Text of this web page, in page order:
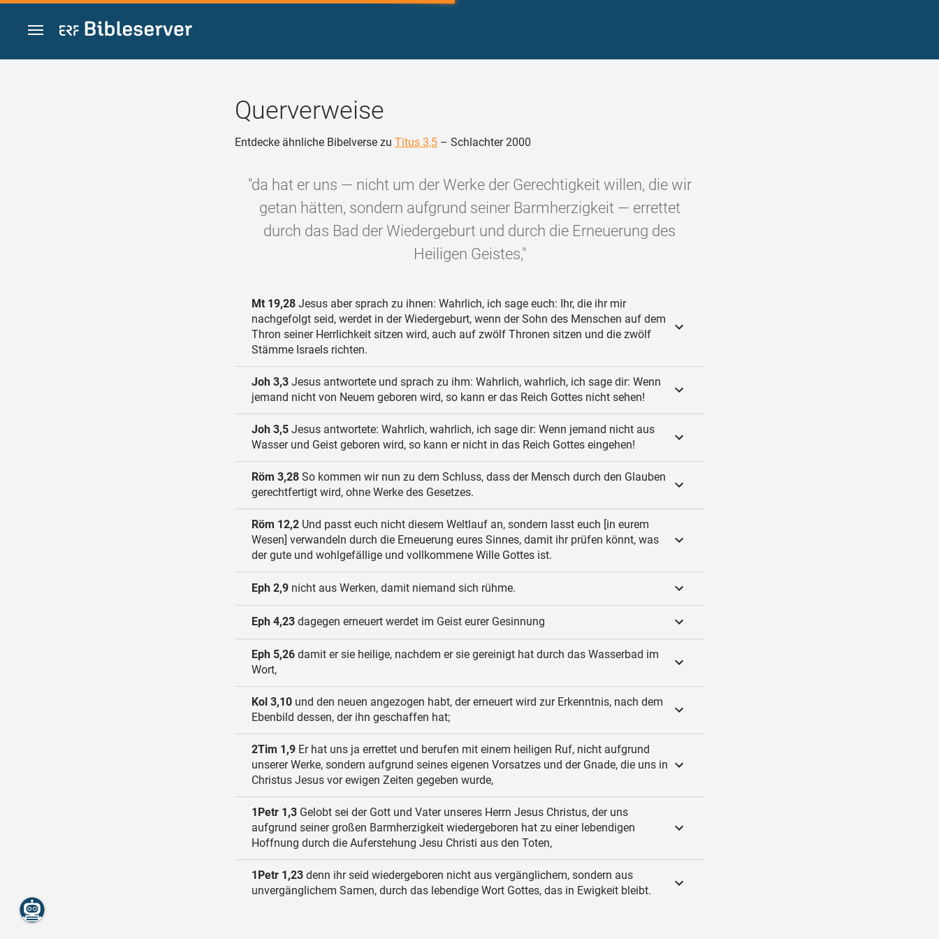
Zum Inhalt springen
Querverweise
Entdecke ähnliche Bibelverse zu Titus 3,5 – Schlachter 2000
"da hat er uns — nicht um der Werke der Gerechtigkeit willen, die wir
getan hätten, sondern aufgrund seiner Barmherzigkeit — errettet
durch das Bad der Wiedergeburt und durch die Erneuerung des
Heiligen Geistes,"
Mt 19,28 Jesus aber sprach zu ihnen: Wahrlich, ich sage euch: Ihr, die ihr mir
nachgefolgt seid, werdet in der Wiedergeburt, wenn der Sohn des Menschen auf dem
Thron seiner Herrlichkeit sitzen wird, auch auf zwölf Thronen sitzen und die zwölf
Stämme Israels richten.
Joh 3,3 Jesus antwortete und sprach zu ihm: Wahrlich, wahrlich, ich sage dir: Wenn
jemand nicht von Neuem geboren wird, so kann er das Reich Gottes nicht sehen!
Joh 3,5 Jesus antwortete: Wahrlich, wahrlich, ich sage dir: Wenn jemand nicht aus
Wasser und Geist geboren wird, so kann er nicht in das Reich Gottes eingehen!
Röm 3,28 So kommen wir nun zu dem Schluss, dass der Mensch durch den Glauben
gerechtfertigt wird, ohne Werke des Gesetzes.
Röm 12,2 Und passt euch nicht diesem Weltlauf an, sondern lasst euch [in eurem
Wesen] verwandeln durch die Erneuerung eures Sinnes, damit ihr prüfen könnt, was
der gute und wohlgefällige und vollkommene Wille Gottes ist.
Eph 2,9 nicht aus Werken, damit niemand sich rühme.
Eph 4,23 dagegen erneuert werdet im Geist eurer Gesinnung
Eph 5,26 damit er sie heilige, nachdem er sie gereinigt hat durch das Wasserbad im
Wort,
Kol 3,10 und den neuen angezogen habt, der erneuert wird zur Erkenntnis, nach dem
Ebenbild dessen, der ihn geschaffen hat;
2Tim 1,9 Er hat uns ja errettet und berufen mit einem heiligen Ruf, nicht aufgrund
unserer Werke, sondern aufgrund seines eigenen Vorsatzes und der Gnade, die uns in
Christus Jesus vor ewigen Zeiten gegeben wurde,
1Petr 1,3 Gelobt sei der Gott und Vater unseres Herrn Jesus Christus, der uns
aufgrund seiner großen Barmherzigkeit wiedergeboren hat zu einer lebendigen
Hoffnung durch die Auferstehung Jesu Christi aus den Toten,
1Petr 1,23 denn ihr seid wiedergeboren nicht aus vergänglichem, sondern aus
unvergänglichem Samen, durch das lebendige Wort Gottes, das in Ewigkeit bleibt.